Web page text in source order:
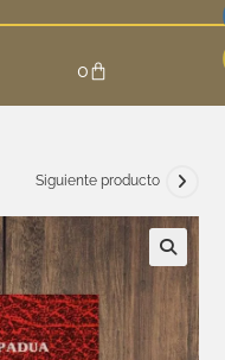
0
Siguiente producto